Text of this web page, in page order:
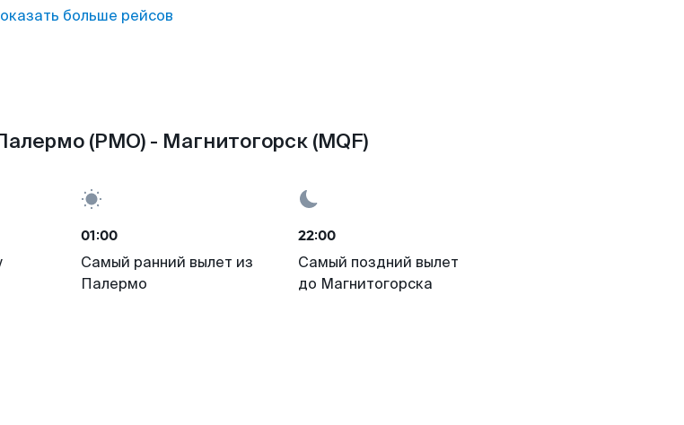
больше рейсов
(PMO) - Магнитогорск (MQF)
01:00
Самый ранний вылет из
Палермо
22:00
Самый поздний вылет
до Магнитогорска